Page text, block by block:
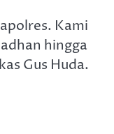
Kami
hingga
Gus Huda.